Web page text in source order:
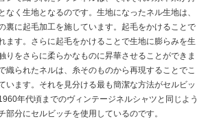
なく生地となるのです。生地になったネル生地は、
裏に起毛加工を施しています。起毛をかけることで
ます。さらに起毛をかけることで生地に膨らみを生
りをさらに柔らかなものに昇華させることができま
織られたネルは、糸そのものから再現することでこ
います。それを見分ける最も簡潔な方法がセルビッ
年代頃までのヴィンテージネルシャツと同じよう
部分にセルビッチを使用しているのです。